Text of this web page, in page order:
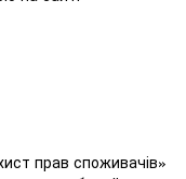
прав споживачів»